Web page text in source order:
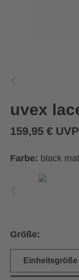
uvex
159,95 € UVP
Farbe: black
Größe:
Einheitsgröße